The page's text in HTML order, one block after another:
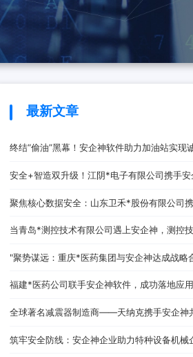
最新文章
终结“偷油”黑幕！安企神软件助力加油站实现
经营，挽回消费者信任
安全+智造双升级！江阴*电子有限公司携手安
开启企业防护新时代！
聚焦核心数据安全：山东卫禾*股份有限公司
企神软件构建防泄密屏障！
当青岛*测控技术有限公司遇上安企神，测控
据安全将迎来哪些新变化？
‌"聚势谋远：重庆*医药集团与安企神达成战略
作，探索医药+科技融合发展新路径！
福建*医药公司联手安企神软件，成功落地应
序、网站黑名单设置与USB管控方案！
全球著名减震器制造商——天纳克携手安企神
安全制造新防线
筑牢安全防线：安企神企业助力特种设备机械